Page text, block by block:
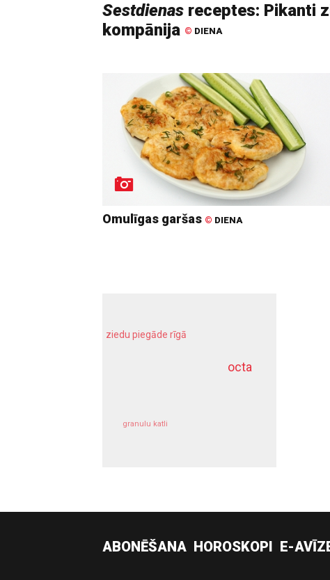
Sestdienas receptes: Pikanti
kompānija © DIENA
Omulīgas garšas © DIENA
octa
ziedu piegāde rīgā
granulu katli
dziļurbums
meliorācijas darbi
ABONĒŠANA HOROSKOPI E-